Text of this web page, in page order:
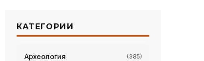
КАТЕГОРИИ
Археология (385)